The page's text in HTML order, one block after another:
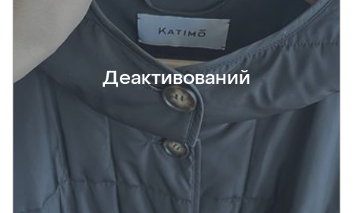
Деактивований